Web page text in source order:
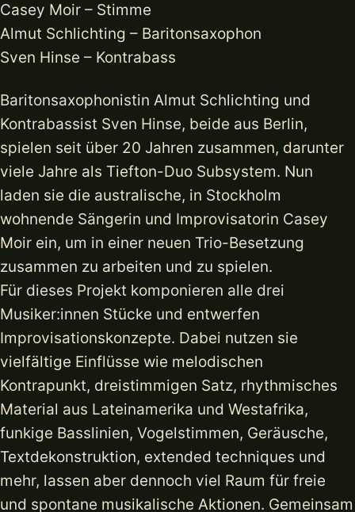
Casey Moir – Stimme
Almut Schlichting – Baritonsaxophon
Sven Hinse – Kontrabass
Baritonsaxophonistin Almut Schlichting und
Kontrabassist Sven Hinse, beide aus Berlin,
spielen seit über 20 Jahren zusammen, darunter
viele Jahre als Tiefton-Duo Subsystem. Nun
laden sie die australische, in Stockholm
wohnende Sängerin und Improvisatorin Casey
Moir ein, um in einer neuen Trio-Besetzung
zusammen zu arbeiten und zu spielen.
Für dieses Projekt komponieren alle drei
Musiker:innen Stücke und entwerfen
Improvisationskonzepte. Dabei nutzen sie
vielfältige Einflüsse wie melodischen
Kontrapunkt, dreistimmigen Satz, rhythmisches
Material aus Lateinamerika und Westafrika,
funkige Basslinien, Vogelstimmen, Geräusche,
Textdekonstruktion, extended techniques und
mehr, lassen aber dennoch viel Raum für freie
und spontane musikalische Aktionen. Gemeinsam